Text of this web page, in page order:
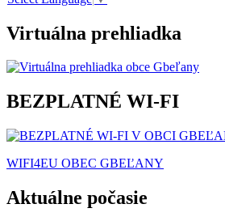
Virtuálna prehliadka
BEZPLATNÉ WI-FI
WIFI4EU OBEC GBEĽANY
Aktuálne počasie